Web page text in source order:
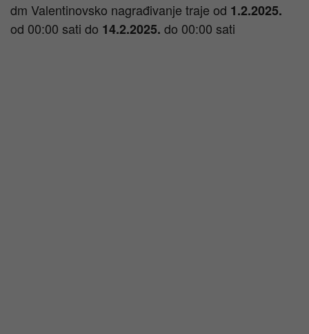
dm Valentinovsko nagrađivanje traje od 1.2.2025.
od 00:00 sati do 14.2.2025. do 00:00 sati